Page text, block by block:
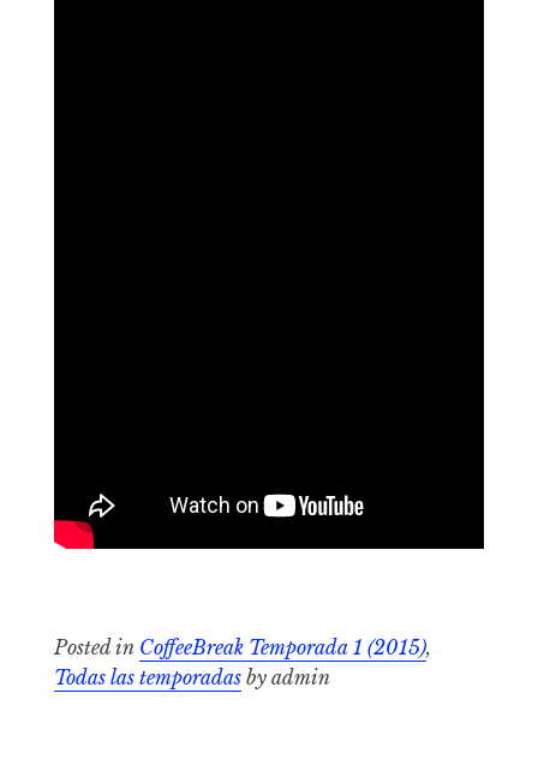
Posted in CoffeeBreak Temporada 1 (2015),
Todas las temporadasby admin